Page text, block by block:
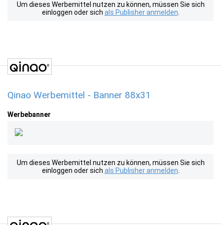
Um dieses Werbemittel nutzen zu können, müssen Sie sich
einloggen oder sich als Publisher anmelden
Qinao Werbemittel - Banner 88x31
Werbebanner
Um dieses Werbemittel nutzen zu können, müssen Sie sich
einloggen oder sich als Publisher anmelden